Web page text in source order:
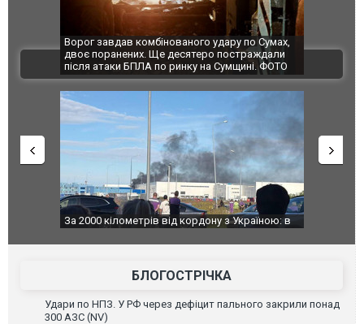
Ворог завдав комбінованого удару по Сумах,
двоє поранених. Ще десятеро постраждали
після атаки БПЛА по ринку на Сумщині. ФОТО
За 2000
склад
ВІДЕО
За 2000 кілометрів від кордону з Україною: в
склад Wildberries. ФОТО. ВІДЕО
В Таїланді
блискавки
БЛОГОСТРІЧКА
Удари по НПЗ. У РФ через дефіцит пального закрили понад
300 АЗС (NV)